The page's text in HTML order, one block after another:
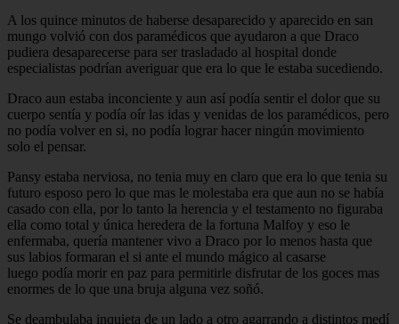
A los quince minutos de haberse desaparecido y aparecido en san
mungo volvió con dos paramédicos que ayudaron a que Draco
pudiera desaparecerse para ser trasladado al hospital donde
especialistas podrían averiguar que era lo que le estaba sucediendo.
Draco aun estaba inconciente y aun así podía sentir el dolor que su
cuerpo sentía y podía oír las idas y venidas de los paramédicos, pero
no podía volver en si, no podía lograr hacer ningún movimiento
solo el pensar.
Pansy estaba nerviosa, no tenia muy en claro que era lo que tenia su
futuro esposo pero lo que mas le molestaba era que aun no se había
casado con ella, por lo tanto la herencia y el testamento no figuraba
ella como total y única heredera de la fortuna Malfoy y eso le
enfermaba, quería mantener vivo a Draco por lo menos hasta que
sus labios formaran el si ante el mundo mágico al casarse
luego podía morir en paz para permitirle disfrutar de los goces mas
enormes de lo que una bruja alguna vez soñó.
Se deambulaba inquieta de un lado a otro agarrando a distintos medí